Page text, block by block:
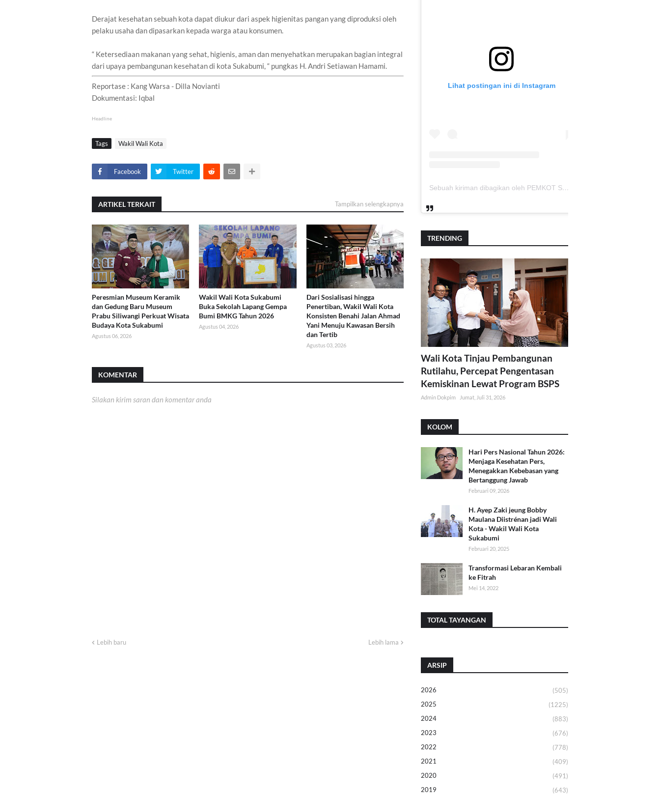
Derajat kesehatan sebuah kota dapat diukur dari aspek higienitas pangan yang diproduksi oleh
pelaku usaha dan dipasarkan kepada warga atau konsumen.
“ Ketersediaan makanan yang sehat, higienis, aman dan menyehatkan merupakan bagian integral
dari upaya pembangunan kesehatan di kota Sukabumi, “ pungkas H. Andri Setiawan Hamami.
Reportase : Kang Warsa - Dilla Novianti
Dokumentasi: Iqbal
Headline
Tags Wakil Wali Kota
Facebook Twitter
ARTIKEL TERKAIT Tampilkan selengkapnya
Peresmian Museum Keramik
dan Gedung Baru Museum
Prabu Siliwangi Perkuat Wisata
Budaya Kota Sukabumi
Agustus 06, 2026
Wakil Wali Kota Sukabumi
Buka Sekolah Lapang Gempa
Bumi BMKG Tahun 2026
Agustus 04, 2026
Dari Sosialisasi hingga
Penertiban, Wakil Wali Kota
Konsisten Benahi Jalan Ahmad
Yani Menuju Kawasan Bersih
dan Tertib
Agustus 03, 2026
KOMENTAR
Silakan kirim saran dan komentar anda
Lebih baru Lebih lama
Lihat postingan ini di Instagram
Sebuah kiriman dibagikan oleh PEMKOT SUKABUMI (@pemkotsukabumi_)
TRENDING
Wali Kota Tinjau Pembangunan
Rutilahu, Percepat Pengentasan
Kemiskinan Lewat Program BSPS
Admin Dokpim Jumat, Juli 31, 2026
KOLOM
Hari Pers Nasional Tahun 2026:
Menjaga Kesehatan Pers,
Menegakkan Kebebasan yang
Bertanggung Jawab
Februari 09, 2026
H. Ayep Zaki jeung Bobby
Maulana Diistrénan jadi Wali
Kota - Wakil Wali Kota
Sukabumi
Februari 20, 2025
Transformasi Lebaran Kembali
ke Fitrah
Mei 14, 2022
TOTAL TAYANGAN
ARSIP
2026
(505)
2025
(1225)
2024
(883)
2023
(676)
2022
(778)
2021
(409)
2020
(491)
2019
(643)